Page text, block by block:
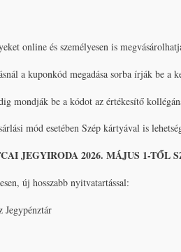
online és személyesen is
a kuponkód megadása sorba írják be a
mondják be a kódot az értékesítő
mód esetében Szép kártyával is
JEGYIRODA 2026. MÁJUS 1-TŐL
új hosszabb nyitvatartással:
Jegypénztár